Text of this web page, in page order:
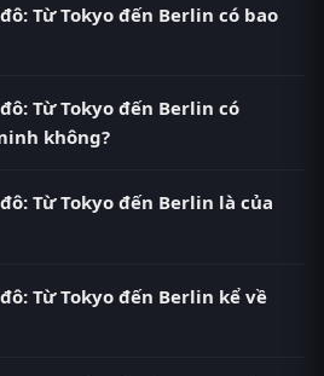
phí tại RoPhim
quảng cáo, cập nhật
ThungPhim, Phim
Từ Tokyo đến Berlin có bao
Tất (1/1). Tại RoPhim, các tập
tục mỗi 10 phút khi nguồn
Từ Tokyo đến Berlin có
không?
với chất lượng HD. Bạn có
bản Phụ Đề và Thuyết Minh
Từ Tokyo đến Berlin là của
tại RoPhim phimvn2y.com.
Từ Tokyo đến Berlin kể về